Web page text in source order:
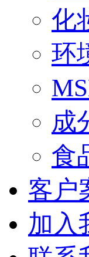
化
环
成
食
客户
加入